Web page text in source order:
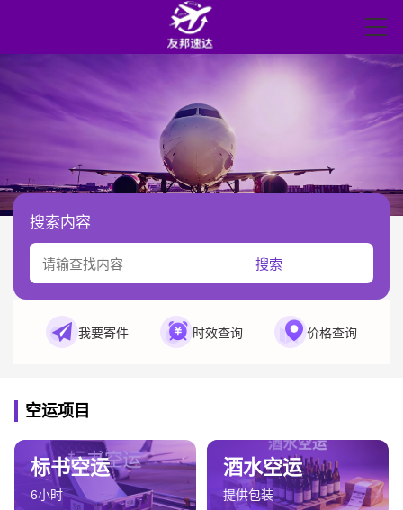
搜索内容
搜索
我要寄件 时效查询 价格查询
空运项目
标书空运
6小时
酒水空运
提供包装